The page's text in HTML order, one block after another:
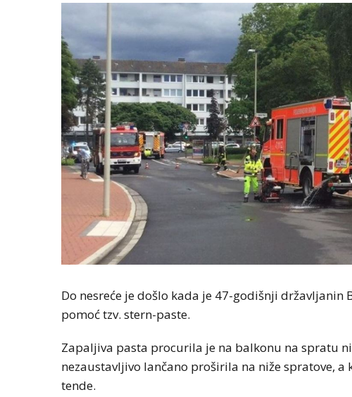
Do nesreće je došlo kada je 47-godišnji
pomoć tzv. stern-paste.
Zapaljiva pasta procurila je na balkonu na spratu
nezaustavljivo lančano proširila na niže spratove,
tende.